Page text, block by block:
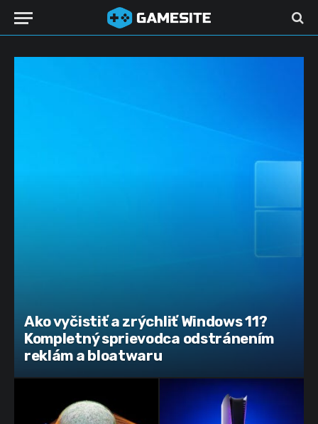
Ako vyčistiť a zrýchliť Windows 11?
Kompletný sprievodca odstránením
reklám a bloatwaru